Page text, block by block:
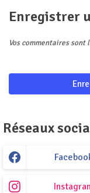
Enregistrer
Vos commentaires sont
Réseaux